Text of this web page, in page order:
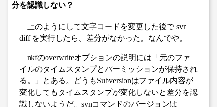
分を認識しない？
上のようにして文字コードを変更した後で svn
diff を実行したら、差分がなかった。なんでや。
nkfのoverwriteオプションの説明には「元のファ
イルのタイムスタンプとパーミッションが保持され
る。」とある。どうもSubversionはファイル内容が
変化してもタイムスタンプが変化しないと差分を認
識しないようだ。svnコマンドのバージョンは